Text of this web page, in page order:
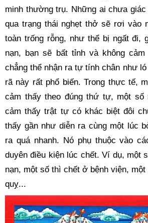
minh thường trụ. Những ai chưa
qua trạng thái nghẹt thở sẽ rơi vào
toàn trống rỗng, như thể bị ngất đi,
nạn, bạn sẽ bất tỉnh và không
chẳng thể nhận ra tự tính chân như
rã này rất phổ biến. Trong thực tế,
cảm thấy theo đúng thứ tự, một
cảm thấy trật tự có khác biệt đôi
thấy gần như diễn ra cùng một lúc
ra quá nhanh. Nó phụ thuộc vào
duyên điều kiện lúc chết. Ví dụ, một
nạn, một số thì chết ở bệnh viện,
quỵ...